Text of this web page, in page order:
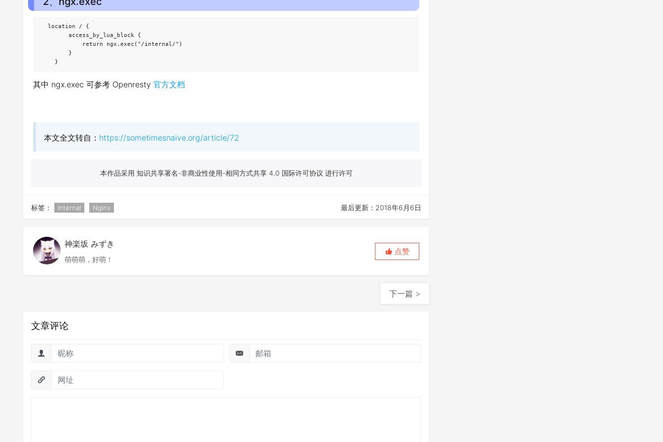
  location / {
        access_by_lua_block {
            return ngx.exec("/internal/")
        }
    }
其中 ngx.exec 可参考 Openresty 官方文档
本文全文转自： https://sometimesnaive.org/article/72
本作品采用 知识共享署名-非商业性使用-相同方式共享 4.0 国际许可协议 进行许可
标签： internal Nginx 最后更新：2018年6月6日
神楽坂 みずき
萌萌萌，好萌！
点赞
下一篇 >
文章评论